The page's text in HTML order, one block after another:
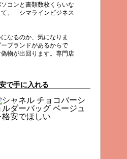
コンと書類数枚くらいな
、「シマラインビジネス
なるのか、気になりま
ブランドがあるからで
物が出回ります。専門店
で手に入れる